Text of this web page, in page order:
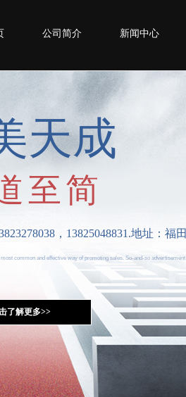
至简
天成
了解更多>>
，13825048831.地址：福
common and effective way of promoting sales. So-and-so advertisement
公司简介 新闻中心